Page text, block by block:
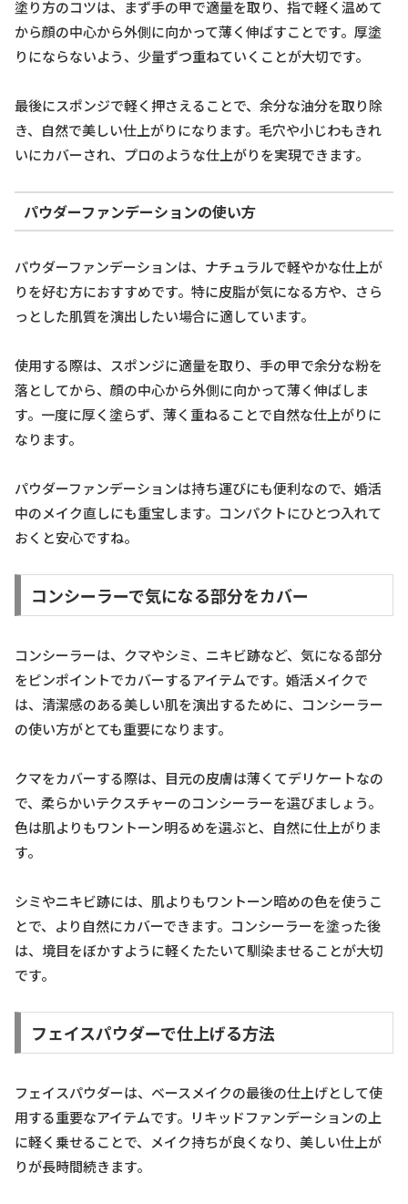
塗り方のコツは、まず手の甲で適量を取り、指で軽く温めて
から顔の中心から外側に向かって薄く伸ばすことです。厚塗
りにならないよう、少量ずつ重ねていくことが大切です。
最後にスポンジで軽く押さえることで、余分な油分を取り除
き、自然で美しい仕上がりになります。毛穴や小じわもきれ
いにカバーされ、プロのような仕上がりを実現できます。
パウダーファンデーションの使い方
パウダーファンデーションは、ナチュラルで軽やかな仕上が
りを好む方におすすめです。特に皮脂が気になる方や、さら
っとした肌質を演出したい場合に適しています。
使用する際は、スポンジに適量を取り、手の甲で余分な粉を
落としてから、顔の中心から外側に向かって薄く伸ばしま
す。一度に厚く塗らず、薄く重ねることで自然な仕上がりに
なります。
パウダーファンデーションは持ち運びにも便利なので、婚活
中のメイク直しにも重宝します。コンパクトにひとつ入れて
おくと安心ですね。
コンシーラーで気になる部分をカバー
コンシーラーは、クマやシミ、ニキビ跡など、気になる部分
をピンポイントでカバーするアイテムです。婚活メイクで
は、清潔感のある美しい肌を演出するために、コンシーラー
の使い方がとても重要になります。
クマをカバーする際は、目元の皮膚は薄くてデリケートなの
で、柔らかいテクスチャーのコンシーラーを選びましょう。
色は肌よりもワントーン明るめを選ぶと、自然に仕上がりま
す。
シミやニキビ跡には、肌よりもワントーン暗めの色を使うこ
とで、より自然にカバーできます。コンシーラーを塗った後
は、境目をぼかすように軽くたたいて馴染ませることが大切
です。
フェイスパウダーで仕上げる方法
フェイスパウダーは、ベースメイクの最後の仕上げとして使
用する重要なアイテムです。リキッドファンデーションの上
に軽く乗せることで、メイク持ちが良くなり、美しい仕上が
りが長時間続きます。